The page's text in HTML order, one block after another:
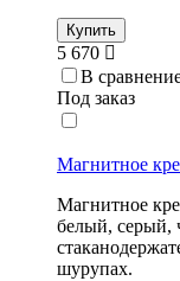
Купить
5 670
В
Под заказ
Магнитное
Магнитное
белый, серый,
шурупах.